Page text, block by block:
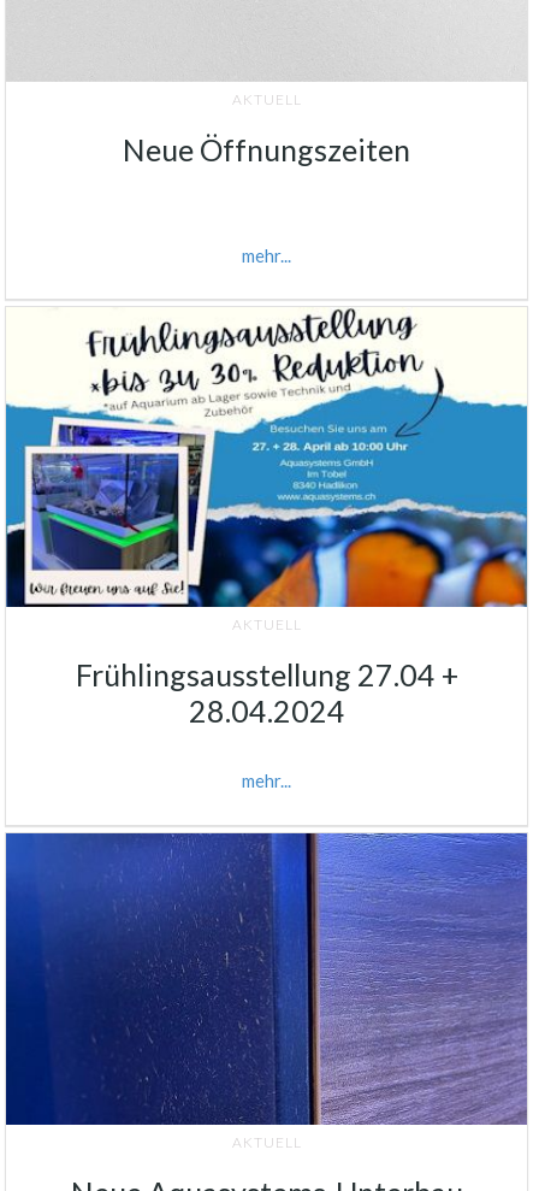
AKTUELL
Neue Öffnungszeiten
mehr...
AKTUELL
Frühlingsausstellung 27.04 +
28.04.2024
mehr...
AKTUELL